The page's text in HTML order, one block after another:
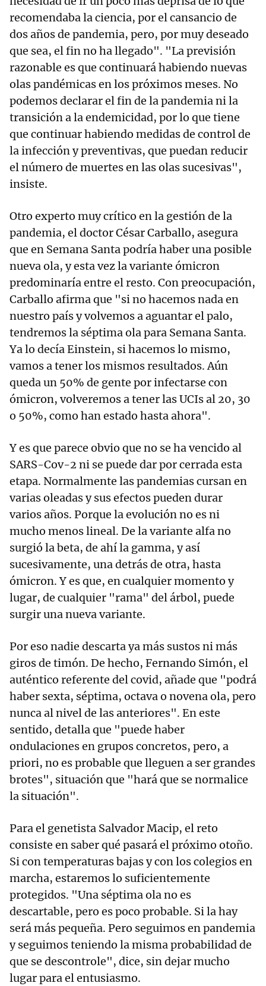
recomendaba la ciencia, por el cansancio de
dos años de pandemia, pero, por muy deseado
que sea, el fin no ha llegado". "La previsión
razonable es que continuará habiendo nuevas
olas pandémicas en los próximos meses. No
podemos declarar el fin de la pandemia ni la
transición a la endemicidad, por lo que tiene
que continuar habiendo medidas de control de
la infección y preventivas, que puedan reducir
el número de muertes en las olas sucesivas",
insiste.
Otro experto muy crítico en la gestión de la
pandemia, el doctor César Carballo, asegura
que en Semana Santa podría haber una posible
nueva ola, y esta vez la variante ómicron
predominaría entre el resto. Con preocupación,
Carballo afirma que "si no hacemos nada en
nuestro país y volvemos a aguantar el palo,
tendremos la séptima ola para Semana Santa.
Ya lo decía Einstein, si hacemos lo mismo,
vamos a tener los mismos resultados. Aún
queda un 50% de gente por infectarse con
ómicron, volveremos a tener las UCIs al 20, 30
o 50%, como han estado hasta ahora".
Y es que parece obvio que no se ha vencido al
SARS-Cov-2 ni se puede dar por cerrada esta
etapa. Normalmente las pandemias cursan en
varias oleadas y sus efectos pueden durar
varios años. Porque la evolución no es ni
mucho menos lineal. De la variante alfa no
surgió la beta, de ahí la gamma, y así
sucesivamente, una detrás de otra, hasta
ómicron. Y es que, en cualquier momento y
lugar, de cualquier "rama" del árbol, puede
surgir una nueva variante.
Por eso nadie descarta ya más sustos ni más
giros de timón. De hecho, Fernando Simón, el
auténtico referente del covid, añade que "podrá
haber sexta, séptima, octava o novena ola, pero
nunca al nivel de las anteriores". En este
sentido, detalla que "puede haber
ondulaciones en grupos concretos, pero, a
priori, no es probable que lleguen a ser grandes
brotes", situación que "hará que se normalice
la situación".
Para el genetista Salvador Macip, el reto
consiste en saber qué pasará el próximo otoño.
Si con temperaturas bajas y con los colegios en
marcha, estaremos lo suficientemente
protegidos. "Una séptima ola no es
descartable, pero es poco probable. Si la hay
será más pequeña. Pero seguimos en pandemia
y seguimos teniendo la misma probabilidad de
que se descontrole", dice, sin dejar mucho
lugar para el entusiasmo.